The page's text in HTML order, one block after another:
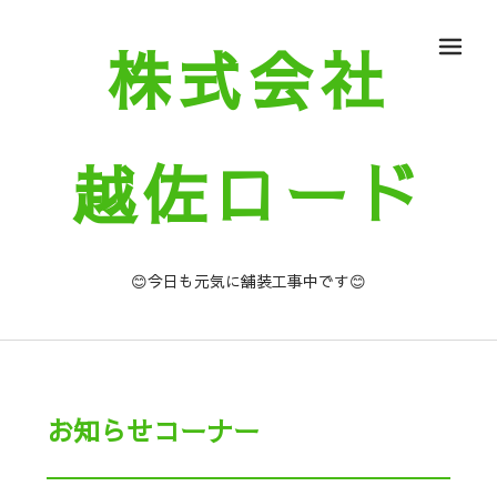
株式会社
越佐ロード
😊今日も元気に舗装工事中です😊
お知らせコーナー